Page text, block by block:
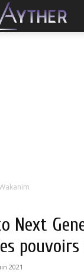
Next
pouvoirs
2021